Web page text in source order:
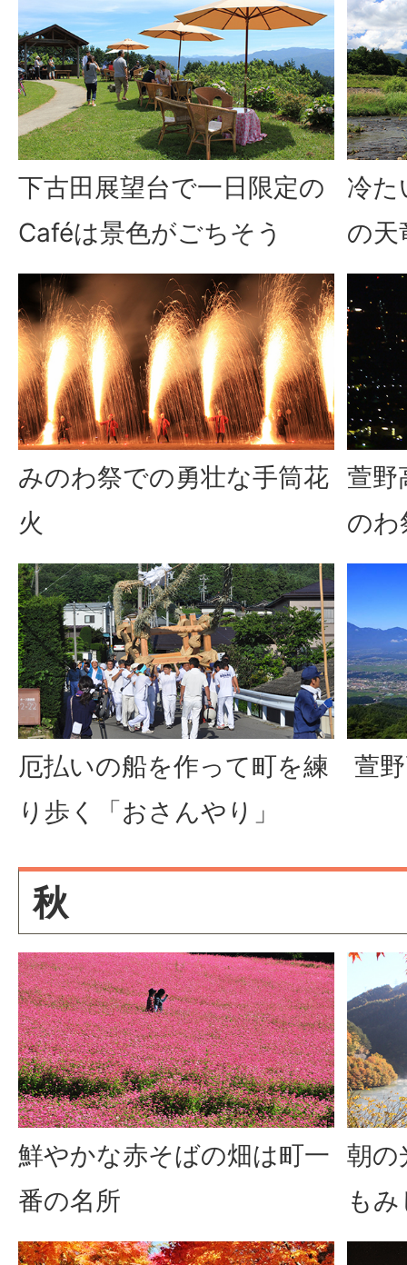
下古田展望台で一日限定の
Caféは景色がごちそう
冷た
の天
みのわ祭での勇壮な手筒花
火
萱野
のわ
厄払いの船を作って町を練
り歩く「おさんやり」
萱
秋
鮮やかな赤そばの畑は町一
番の名所
朝の
も